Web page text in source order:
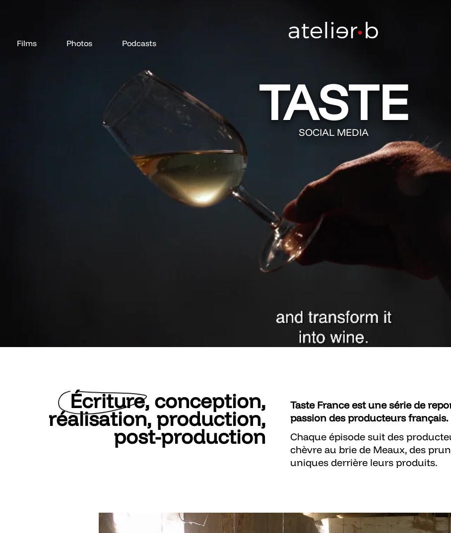
Films Photos Podcasts
TASTE
SOCIAL MEDIA
Écriture, conception,
réalisation, production,
post-production
Taste France est une série de
passion des producteurs français.
Chaque épisode suit des
chèvre au brie de Meaux, des
uniques derrière leurs produits.​